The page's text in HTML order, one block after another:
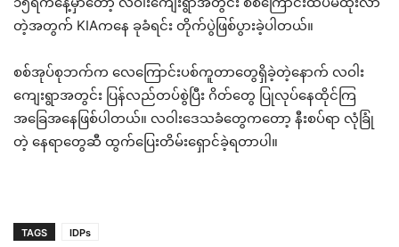
တဲ့အတွက် KIAကနေ ခုခံရင်း တိုက်ပွဲဖြစ်ပွားခဲ့ပါတယ်။
စစ်အုပ်စုဘက်က လေကြောင်းပစ်ကူတာတွေရှိခဲ့တဲ့နောက် လဝါး
ကျေးရွာအတွင်း ပြန်လည်တပ်စွဲပြီး ဂိတ်တွေ ပြုလုပ်နေထိုင်ကြ
အခြေအနေဖြစ်ပါတယ်။ လဝါးဒေသခံတွေကတော့ နီးစပ်ရာ လုံခြုံ
တဲ့ နေရာတွေဆီ ထွက်ပြေးတိမ်းရှောင်ခဲ့ရတာပါ။
TAGS IDPs